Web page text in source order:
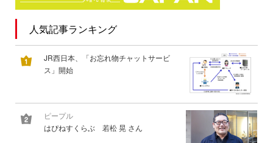
人気記事ランキング
JR西日本、「お忘れ物チャットサービ
ス」開始
ピープル
はぴねすくらぶ 若松 晃 さん